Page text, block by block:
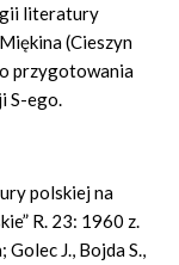
literatury
(Cieszyn
przygotowania
S-ego.
polskiej na
R. 23: 1960 z.
J., Bojda S.,